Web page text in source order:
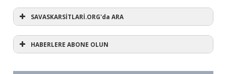
SAVASKARSİTLARİ.ORG'da ARA
HABERLERE ABONE OLUN